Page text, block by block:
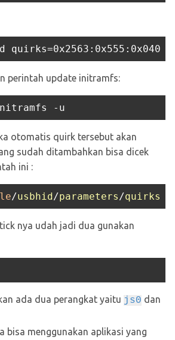
perintah update initramfs:
-u
otomatis quirk tersebut akan
sudah ditambahkan bisa dicek
ini :
/usbhid/parameters /quirks
nya udah jadi dua gunakan
ada dua perangkat yaitu js0 dan
bisa menggunakan aplikasi yang